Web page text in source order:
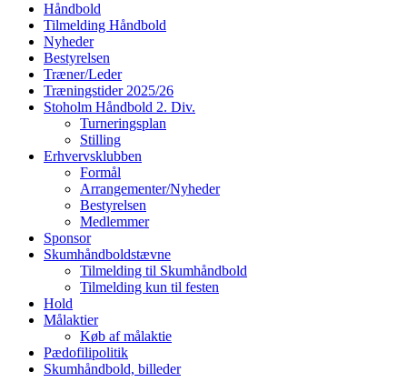
Håndbold
Tilmelding Håndbold
Nyheder
Bestyrelsen
Træner/Leder
Træningstider 2025/26
Stoholm Håndbold 2. Div.
Turneringsplan
Stilling
Erhvervsklubben
Formål
Arrangementer/Nyheder
Bestyrelsen
Medlemmer
Sponsor
Skumhåndboldstævne
Tilmelding til Skumhåndbold
Tilmelding kun til festen
Hold
Målaktier
Køb af målaktie
Pædofilipolitik
Skumhåndbold, billeder